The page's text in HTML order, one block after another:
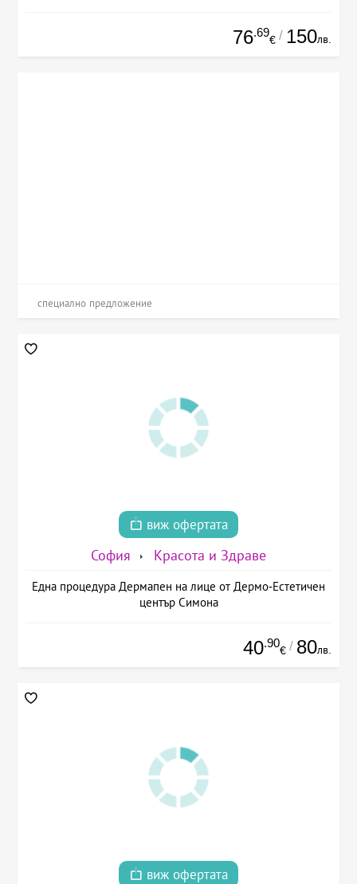
76.69
€ / 150лв.
специално предложение
виж офертата
София Красота и Здраве
Една процедура Дермапен на лице от Дермо-Естетичен
център Симона
40.90
€ / 80лв.
виж офертата